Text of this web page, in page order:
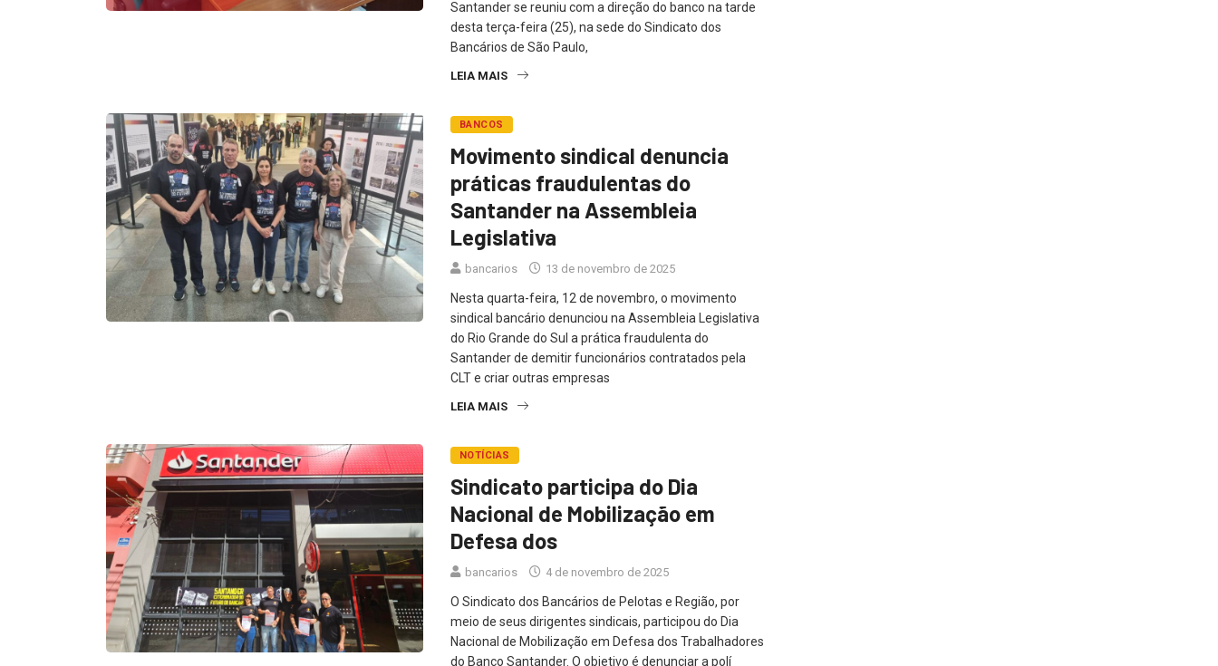
Santander se reuniu com a direção do banco na tarde
desta terça-feira (25), na sede do Sindicato dos
Bancários de São Paulo,
LEIA MAIS
BANCOS
Movimento sindical denuncia
práticas fraudulentas do
Santander na Assembleia
Legislativa
bancarios 13 de novembro de 2025
Nesta quarta-feira, 12 de novembro, o movimento
sindical bancário denunciou na Assembleia Legislativa
do Rio Grande do Sul a prática fraudulenta do
Santander de demitir funcionários contratados pela
CLT e criar outras empresas
LEIA MAIS
NOTÍCIAS
Sindicato participa do Dia
Nacional de Mobilização em
Defesa dos
bancarios 4 de novembro de 2025
O Sindicato dos Bancários de Pelotas e Região, por
meio de seus dirigentes sindicais, participou do Dia
Nacional de Mobilização em Defesa dos Trabalhadores
do Banco Santander. O objetivo é denunciar a polí